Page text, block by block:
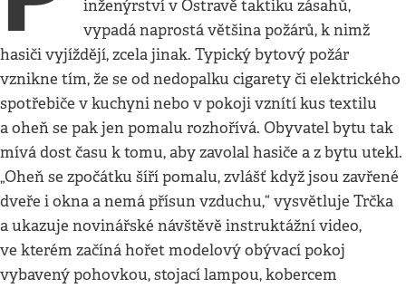
inženýrství v Ostravě taktiku zásahů,
vypadá naprostá většina požárů, k nimž
hasiči vyjíždějí, zcela jinak. Typický bytový požár
vznikne tím, že se od nedopalku cigarety či elektrického
spotřebiče v kuchyni nebo v pokoji vznítí kus textilu
a oheň se pak jen pomalu rozhořívá. Obyvatel bytu tak
mívá dost času k tomu, aby zavolal hasiče a z bytu utekl.
„Oheň se zpočátku šíří pomalu, zvlášť když jsou zavřené
dveře i okna a nemá přísun vzduchu,“ vysvětluje Trčka
a ukazuje novinářské návštěvě instruktážní video,
ve kterém začíná hořet modelový obývací pokoj
vybavený pohovkou, stojací lampou, kobercem